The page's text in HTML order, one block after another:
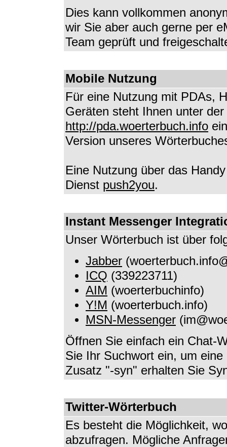
Dies kann vollkommen
wir Sie aber auch gerne per
Team geprüft und
Mobile Nutzung
Für eine Nutzung mit PDAs,
Geräten steht Ihnen unter
http://pda.woerterbuch.info
Version unseres
Eine Nutzung über das
Dienst push2you.
Instant Messenger
Unser Wörterbuch ist über
Jabber (
ICQ (339223711)
AIM (woerterbuchinfo)
Y!M (woerterbuch.info)
MSN-Messenger (
Öffnen Sie einfach ein Chat-
Sie Ihr Suchwort ein, um
Zusatz "-syn" erhalten Sie
Twitter-Wörterbuch
Es besteht die Möglichkeit,
abzufragen. Mögliche